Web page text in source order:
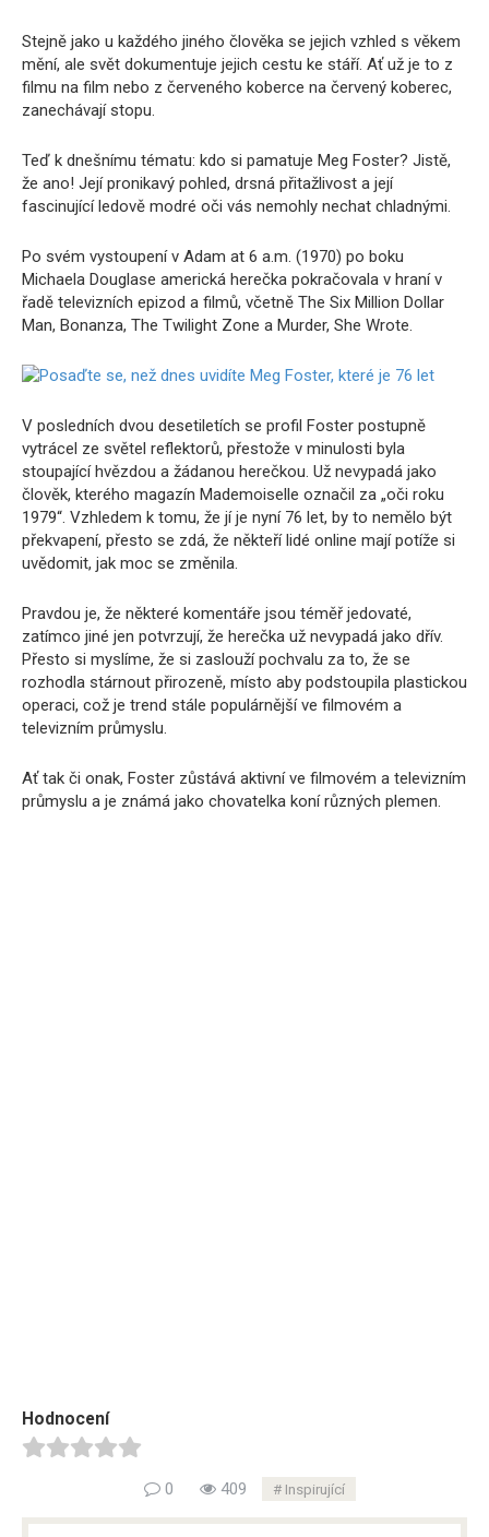
Stejně jako u každého jiného člověka se jejich vzhled s věkem
mění, ale svět dokumentuje jejich cestu ke stáří. Ať už je to z
filmu na film nebo z červeného koberce na červený koberec,
zanechávají stopu.
Teď k dnešnímu tématu: kdo si pamatuje Meg Foster? Jistě,
že ano! Její pronikavý pohled, drsná přitažlivost a její
fascinující ledově modré oči vás nemohly nechat chladnými.
Po svém vystoupení v Adam at 6 a.m. (1970) po boku
Michaela Douglase americká herečka pokračovala v hraní v
řadě televizních epizod a filmů, včetně The Six Million Dollar
Man, Bonanza, The Twilight Zone a Murder, She Wrote.
V posledních dvou desetiletích se profil Foster postupně
vytrácel ze světel reflektorů, přestože v minulosti byla
stoupající hvězdou a žádanou herečkou. Už nevypadá jako
člověk, kterého magazín Mademoiselle označil za „oči roku
1979“. Vzhledem k tomu, že jí je nyní 76 let, by to nemělo být
překvapení, přesto se zdá, že někteří lidé online mají potíže si
uvědomit, jak moc se změnila.
Pravdou je, že některé komentáře jsou téměř jedovaté,
zatímco jiné jen potvrzují, že herečka už nevypadá jako dřív.
Přesto si myslíme, že si zaslouží pochvalu za to, že se
rozhodla stárnout přirozeně, místo aby podstoupila plastickou
operaci, což je trend stále populárnější ve filmovém a
televizním průmyslu.
Ať tak či onak, Foster zůstává aktivní ve filmovém a televizním
průmyslu a je známá jako chovatelka koní různých plemen.
Hodnocení
0 409 Inspirující